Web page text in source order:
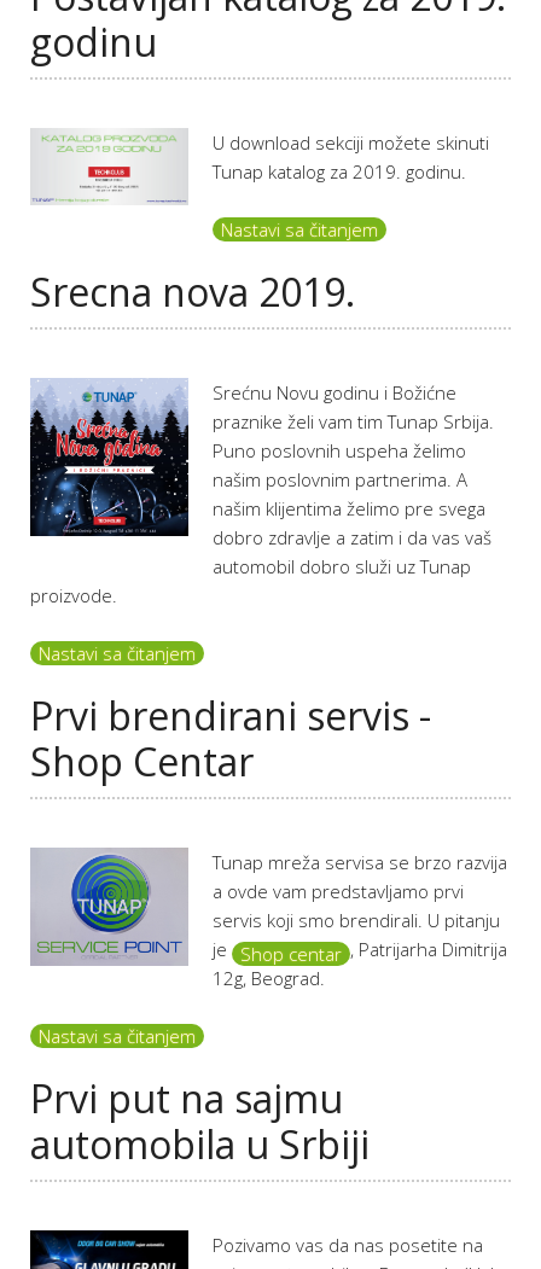
godinu
U download sekciji možete skinuti
Tunap katalog za 2019. godinu.
Nastavi sa čitanjem
Srecna nova 2019.
Srećnu Novu godinu i Božićne
praznike želi vam tim Tunap Srbija.
Puno poslovnih uspeha želimo
našim poslovnim partnerima. A
našim klijentima želimo pre svega
dobro zdravlje a zatim i da vas vaš
automobil dobro služi uz Tunap
proizvode.
Nastavi sa čitanjem
Prvi brendirani servis -
Shop Centar
Tunap mreža servisa se brzo razvija
a ovde vam predstavljamo prvi
servis koji smo brendirali. U pitanju
je Shop centar , Patrijarha Dimitrija
12g, Beograd.
Nastavi sa čitanjem
Prvi put na sajmu
automobila u Srbiji
Pozivamo vas da nas posetite na